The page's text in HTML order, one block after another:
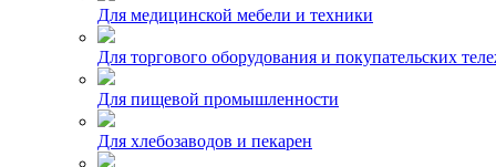
Для медицинской мебели и техники
Для торгового оборудования и покупательских
Для пищевой промышленности
Для хлебозаводов и пекарен